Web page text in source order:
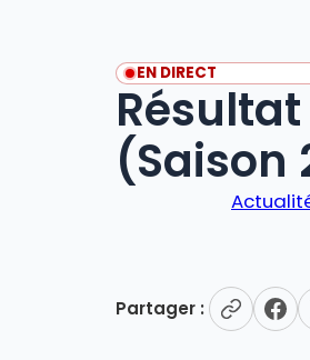
EN DIRECT
(Saison
Partager :